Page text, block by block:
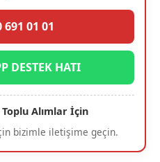
691 01 01
DESTEK HATI
Alımlar İçin
bizimle iletişime geçin.